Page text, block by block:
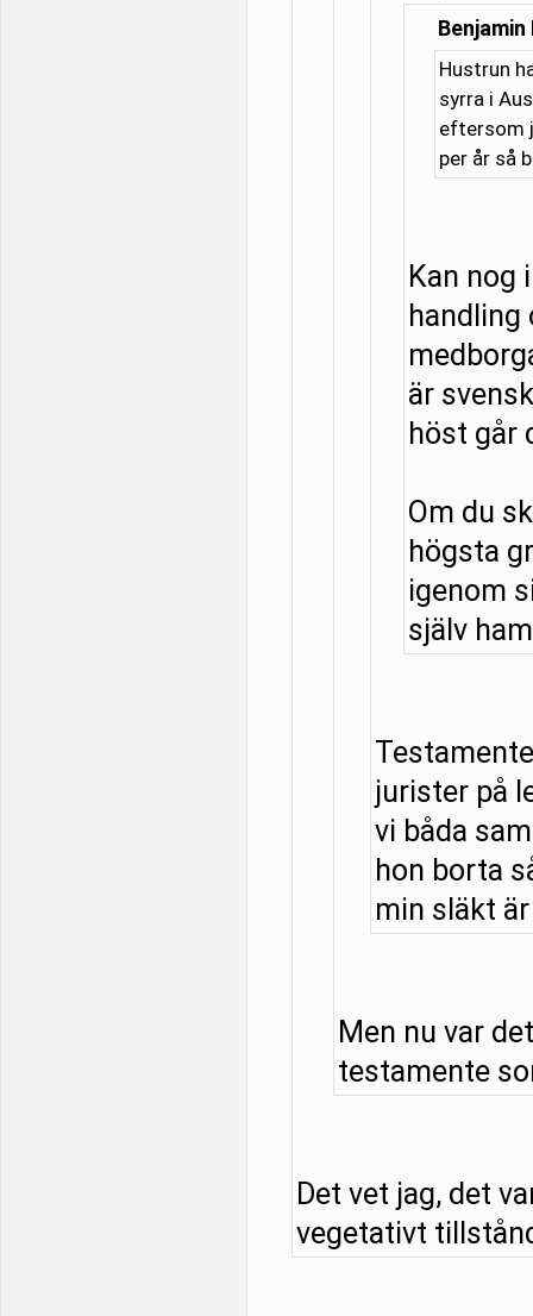
Benjamin
Hustrun
syrra i
eftersom
per år så
Kan nog
är
höst går
Om du
högsta
igenom
själv
jurister på
vi båda
hon borta
min släkt
Men nu var
testamente
Det vet jag, det
vegetativt